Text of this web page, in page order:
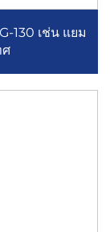
130 เช่น แยม
ศ